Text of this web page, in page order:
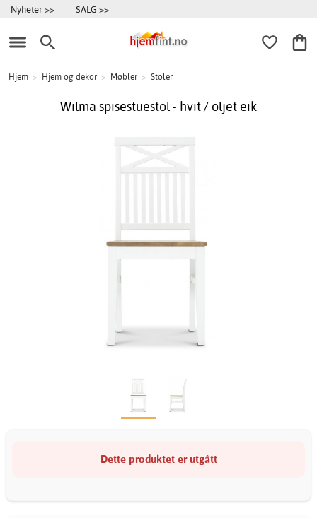
Nyheter >> SALG >>
Hjem > Hjem og dekor > Møbler > Stoler
Wilma spisestuestol - hvit / oljet eik
Dette produktet er utgått